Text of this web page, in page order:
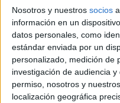
Nosotros y nuestros socios
información en un
datos personales, como
estándar enviada por un
personalizado, medición de
investigación de audiencia y
permiso, nosotros y
localización geográfica
Sobre ti
Soy:*
Chico
Chica